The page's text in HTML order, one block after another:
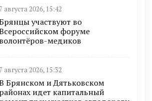
7 августа 2026, 15:42
участвуют во
форуме
волонтёров-медиков
7 августа 2026, 15:32
Брянском и Дятьковском
районах идет капитальный